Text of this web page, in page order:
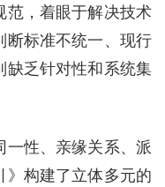
范，着眼于解决技术
断标准不统一、现行
缺乏针对性和系统集
一性、亲缘关系、派
》构建了立体多元的